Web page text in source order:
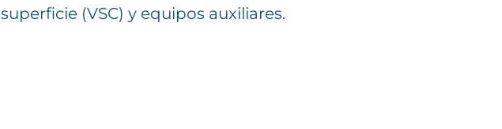
superficie (VSC) y equipos auxiliares.